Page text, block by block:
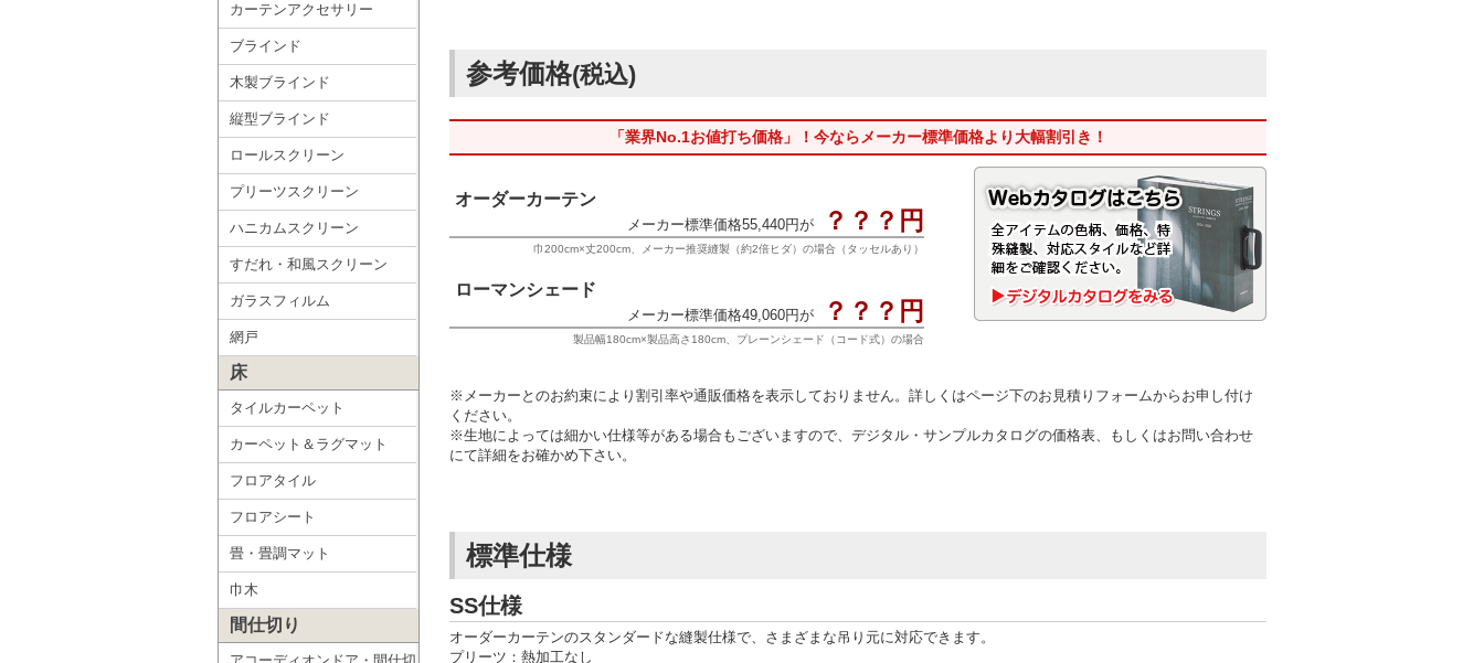
カーテンアクセサリー
ブラインド
木製ブラインド
縦型ブラインド
ロールスクリーン
プリーツスクリーン
ハニカムスクリーン
すだれ・和風スクリーン
ガラスフィルム
網戸
床
タイルカーペット
カーペット＆ラグマット
フロアタイル
フロアシート
畳・畳調マット
巾木
間仕切り
参考価格(税込)
「業界No.1お値打ち価格」！今ならメーカー標準価格より大幅割引き！
オーダーカーテン
メーカー標準価格55,440円が ？？？円
巾200cm×丈200cm、メーカー推奨縫製（約2倍ヒダ）の場合（タッセルあり）
ローマンシェード
メーカー標準価格49,060円が ？？？円
製品幅180cm×製品高さ180cm、プレーンシェード（コード式）の場合
※メーカーとのお約束により割引率や通販価格を表示しておりません。詳しくはページ下のお見積りフォームからお申し付け
ください。
※生地によっては細かい仕様等がある場合もございますので、デジタル・サンプルカタログの価格表、もしくはお問い合わせ
にて詳細をお確かめ下さい。
標準仕様
SS仕様
オーダーカーテンのスタンダードな縫製仕様で、さまざまな吊り元に対応できます。
プリーツ：熱加工なし